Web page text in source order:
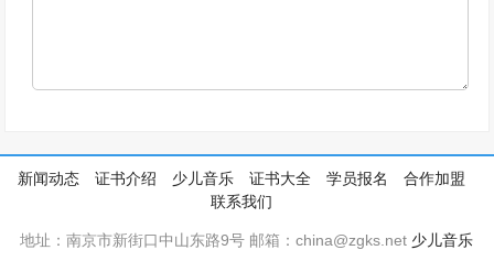
新闻动态 证书介绍 少儿音乐 证书大全 学员报名
合作加盟
联系我们
地址：南京市新街口中山东路9号 邮箱：china@zgks.net 少儿音乐